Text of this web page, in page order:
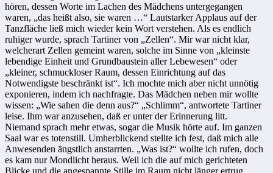
hören, dessen Worte im Lachen des Mädchens untergegangen
waren, „das heißt also, sie waren …“ Lautstarker Applaus auf der
Tanzfläche ließ mich wieder kein Wort verstehen. Als es endlich
ruhiger wurde, sprach Tartiner von „Zellen“. Mir war nicht klar,
welcherart Zellen gemeint waren, solche im Sinne von „kleinste
lebendige Einheit und Grundbaustein aller Lebewesen“ oder
„kleiner, schmuckloser Raum, dessen Einrichtung auf das
Notwendigste beschränkt ist“. Ich mochte mich aber nicht unnötig
exponieren, indem ich nachfragte. Das Mädchen neben mir wollte
wissen: „Wie sahen die denn aus?“ „Schlimm“, antwortete Tartiner
leise. Ihm war anzusehen, daß er unter der Erinnerung litt.
Niemand sprach mehr etwas, sogar die Musik hörte auf. Im ganzen
Saal war es totenstill. Umherblickend stellte ich fest, daß mich alle
Anwesenden ängstlich anstarrten. „Was ist?“ wollte ich rufen, doch
es kam nur Mondlicht heraus. Weil ich die auf mich gerichteten
Blicke und die angespannte Stille im Raum nicht länger ertrug,